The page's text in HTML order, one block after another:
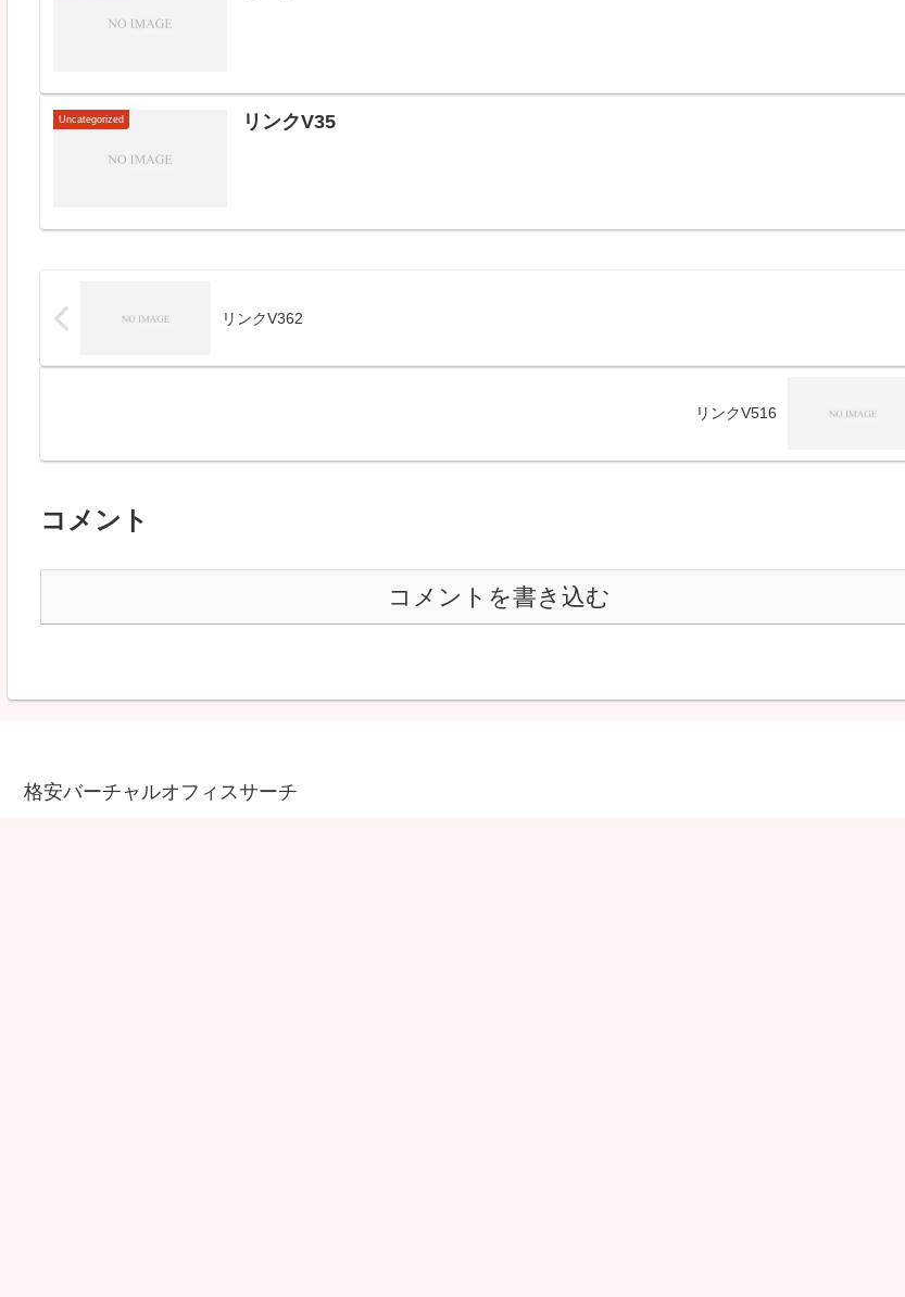
Uncategorized リンクV35
リンクV362
リンクV516
コメント
コメントを書き込む
格安バーチャルオフィスサーチ